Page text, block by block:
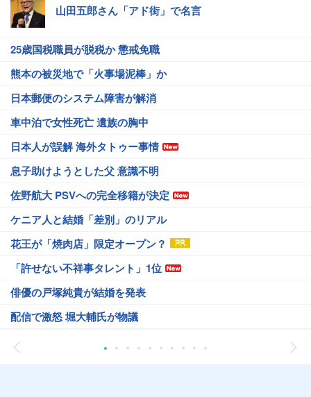
山田五郎さん「アド街」で名言
25歳国税職員が脱税か 懲戒免職
熊本の被災地で「火事場泥棒」か
日本郵便のシステム障害が解消
車中泊で女性死亡 遺族の胸中
日本人が誤解 海外タトゥー事情
息子助けようとした父 意識不明
佐野航大 PSVへの完全移籍が決定
ケニア人と結婚「差別」のリアル
花王が「焼肉店」限定オープン？
「許せない不祥事タレント」1位
俳優の戸塚純貴が結婚を発表
配信で激怒 堀大輔氏が物議